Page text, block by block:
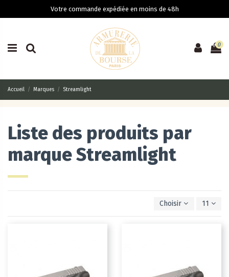
Votre commande expédiée en moins de 48h
0
Accueil Marques Streamlight
Liste des produits par
marque Streamlight
Choisir 11